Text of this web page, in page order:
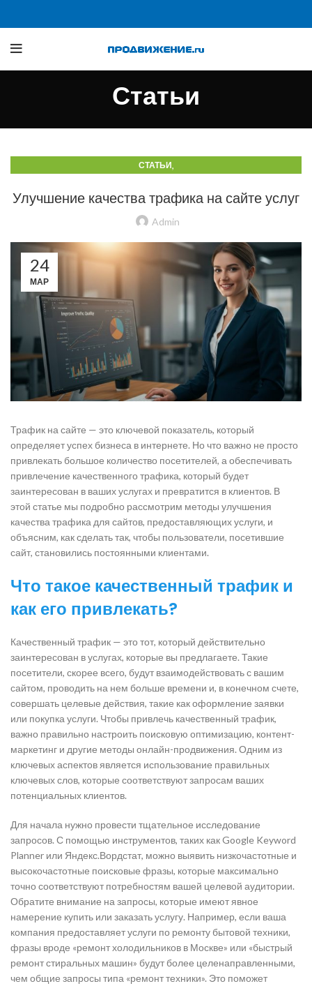
Статьи
СТАТЬИ,
Улучшение качества трафика на сайте услуг
Admin
24
МАР
Трафик на сайте — это ключевой показатель, который
определяет успех бизнеса в интернете. Но что важно не просто
привлекать большое количество посетителей, а обеспечивать
привлечение качественного трафика, который будет
заинтересован в ваших услугах и превратится в клиентов. В
этой статье мы подробно рассмотрим методы улучшения
качества трафика для сайтов, предоставляющих услуги, и
объясним, как сделать так, чтобы пользователи, посетившие
сайт, становились постоянными клиентами.
Что такое качественный трафик и
как его привлекать?
Качественный трафик — это тот, который действительно
заинтересован в услугах, которые вы предлагаете. Такие
посетители, скорее всего, будут взаимодействовать с вашим
сайтом, проводить на нем больше времени и, в конечном счете,
совершать целевые действия, такие как оформление заявки
или покупка услуги. Чтобы привлечь качественный трафик,
важно правильно настроить поисковую оптимизацию, контент-
маркетинг и другие методы онлайн-продвижения. Одним из
ключевых аспектов является использование правильных
ключевых слов, которые соответствуют запросам ваших
потенциальных клиентов.
Для начала нужно провести тщательное исследование
запросов. С помощью инструментов, таких как Google Keyword
Planner или Яндекс.Вордстат, можно выявить низкочастотные и
высокочастотные поисковые фразы, которые максимально
точно соответствуют потребностям вашей целевой аудитории.
Обратите внимание на запросы, которые имеют явное
намерение купить или заказать услугу. Например, если ваша
компания предоставляет услуги по ремонту бытовой техники,
фразы вроде «ремонт холодильников в Москве» или «быстрый
ремонт стиральных машин» будут более целенаправленными,
чем общие запросы типа «ремонт техники». Это поможет